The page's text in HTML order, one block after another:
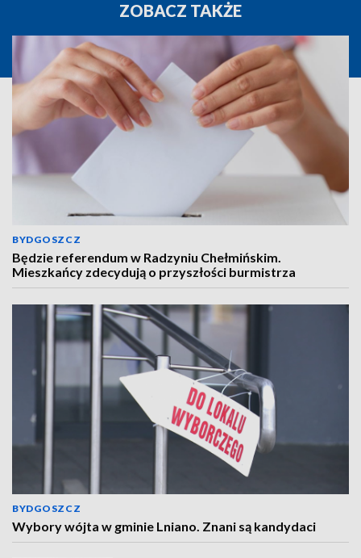
ZOBACZ TAKŻE
BYDGOSZCZ
Będzie referendum w Radzyniu Chełmińskim.
Mieszkańcy zdecydują o przyszłości burmistrza
BYDGOSZCZ
Wybory wójta w gminie Lniano. Znani są kandydaci